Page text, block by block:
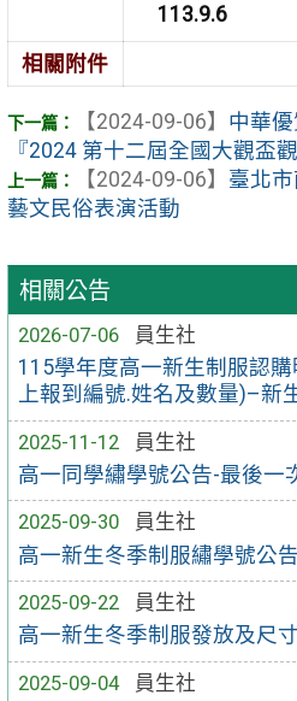
相關公告
2026-07-06
員生社
115學年度高一新生制服認
上報到編號.姓名及數量)–新
2025-11-12
員生社
高一同學繡學號公告-最後一
2025-09-30
員生社
高一新生冬季制服繡學號公告
2025-09-22
員生社
高一新生冬季制服發放及尺
2025-09-04
員生社
113.9.6
相關附件
【2024-09-06】 中華
『2024 第十二屆全國大觀盃
【2024-09-06】 臺北
藝文民俗表演活動